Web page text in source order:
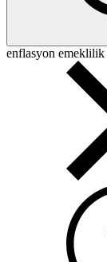
enflasyon emeklilik